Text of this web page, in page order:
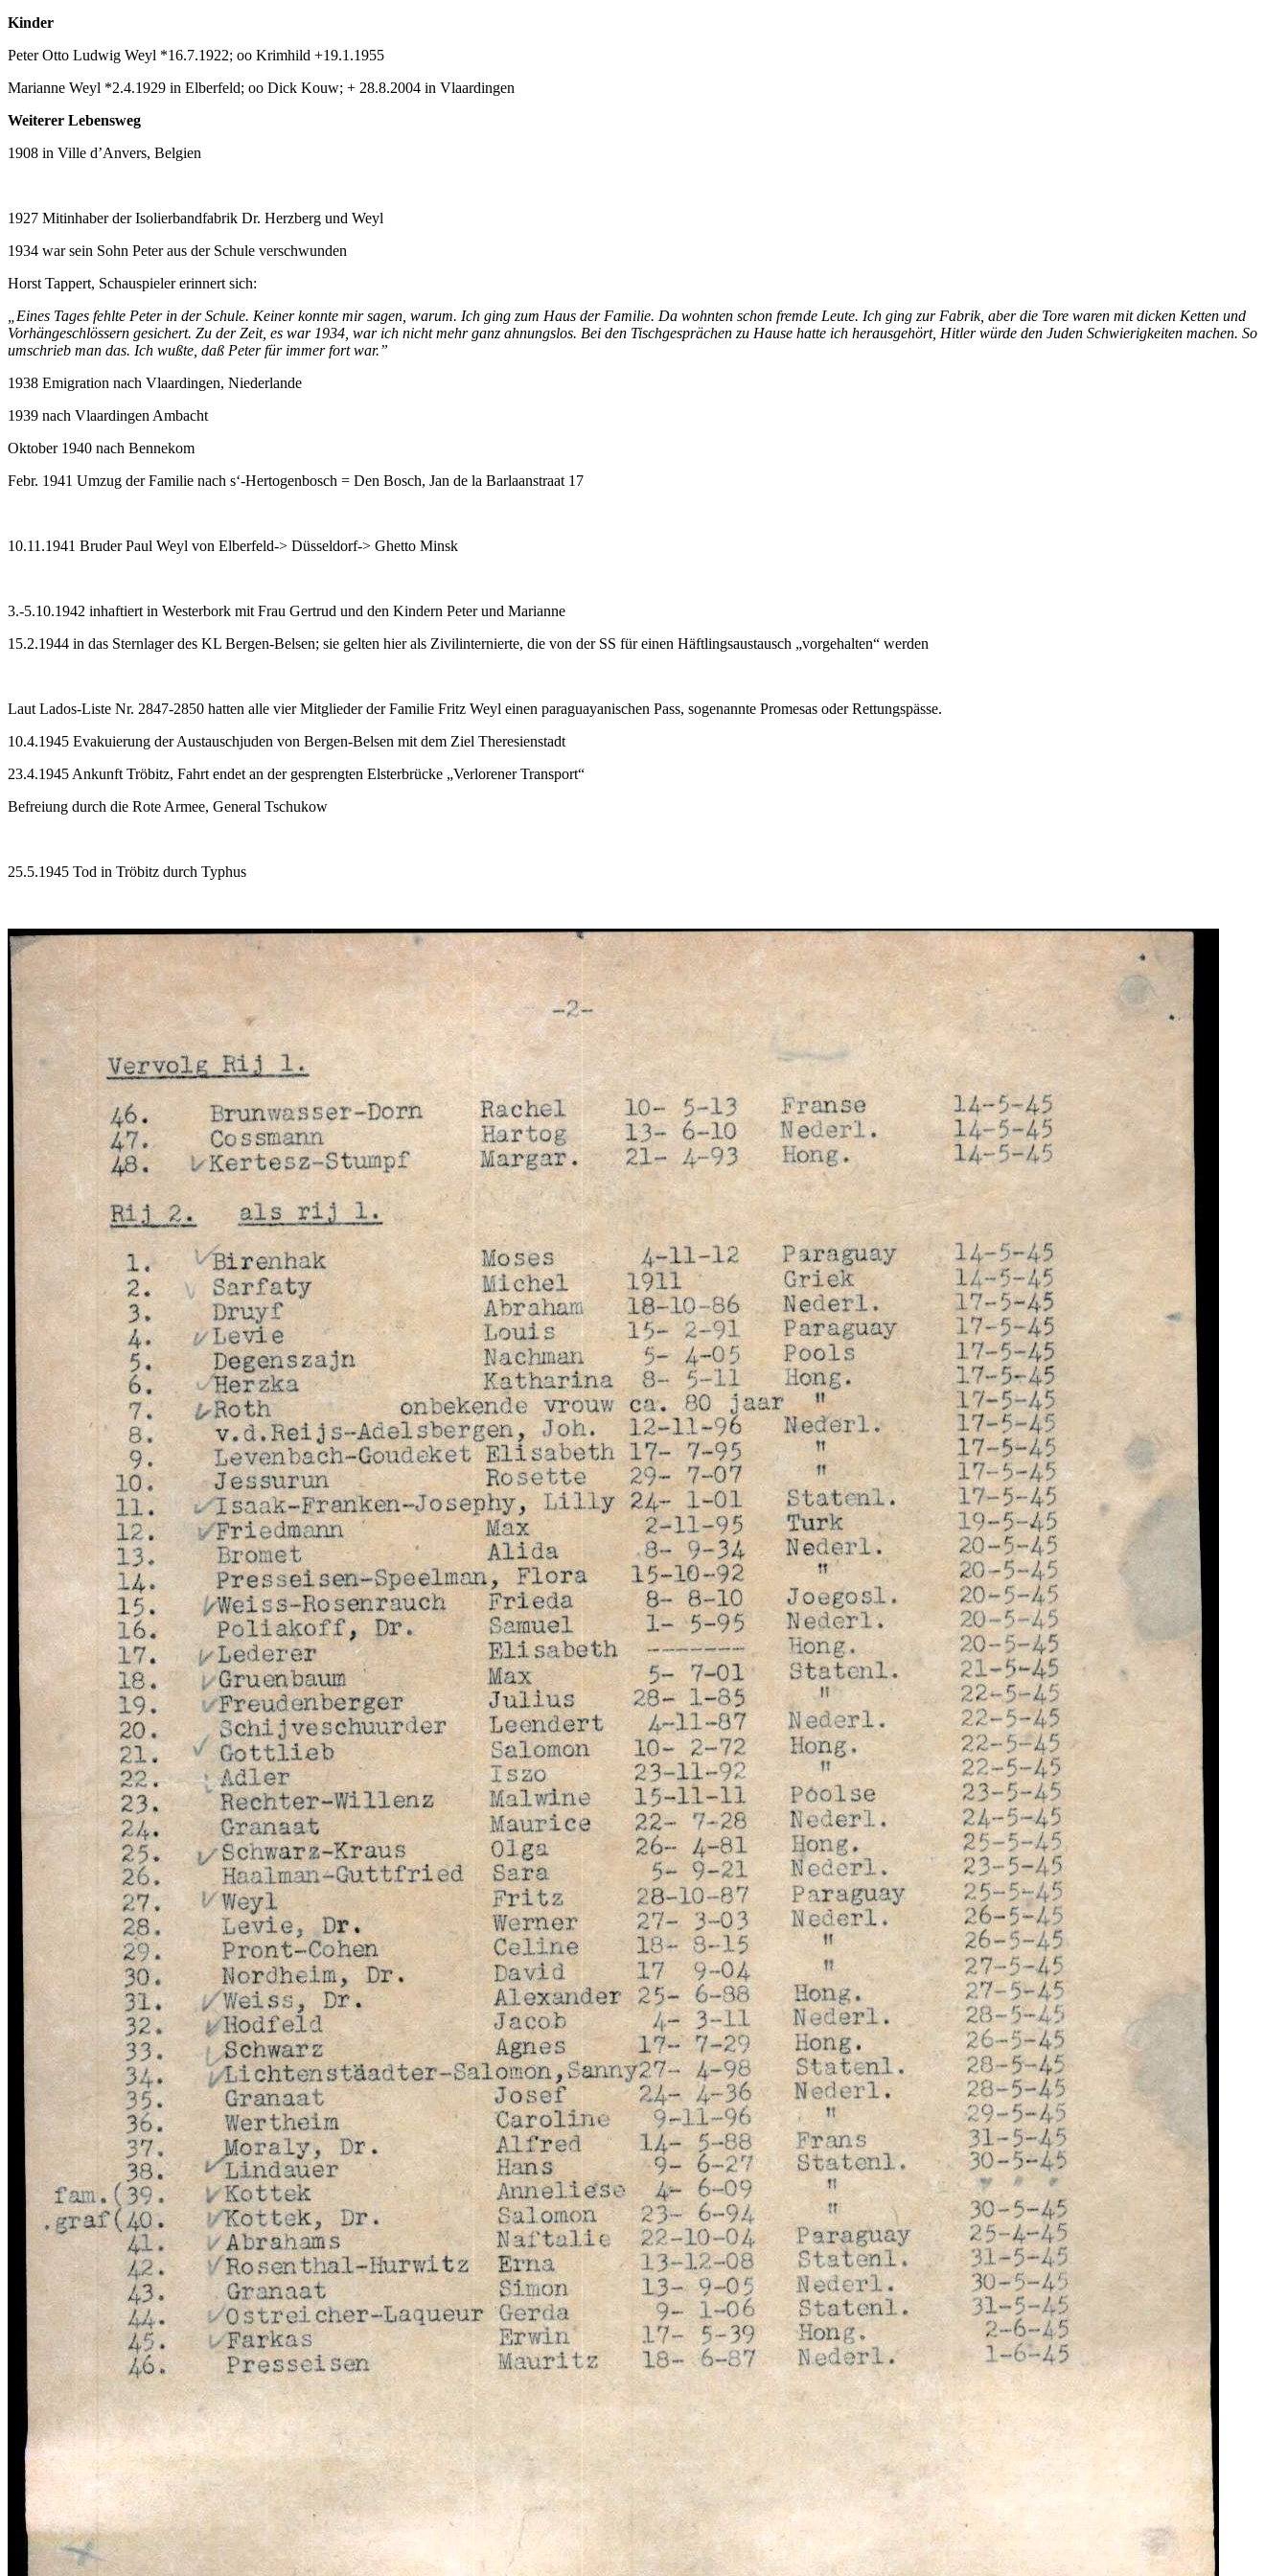
Kinder
Peter Otto Ludwig Weyl *16.7.1922; oo Krimhild +19.1.1955
Marianne Weyl *2.4.1929 in Elberfeld; oo Dick Kouw; + 28.8.2004 in Vlaardingen
Weiterer Lebensweg
1908 in Ville d’Anvers, Belgien
1927 Mitinhaber der Isolierbandfabrik Dr. Herzberg und Weyl
1934 war sein Sohn Peter aus der Schule verschwunden
Horst Tappert, Schauspieler erinnert sich:
„Eines Tages fehlte Peter in der Schule. Keiner konnte mir sagen, warum. Ich ging zum Haus der Familie. Da wohnten schon fremde Leute. Ich ging zur Fabrik, aber die Tore waren mit dicken Ketten und
Vorhängeschlössern gesichert. Zu der Zeit, es war 1934, war ich nicht mehr ganz ahnungslos. Bei den Tischgesprächen zu Hause hatte ich herausgehört, Hitler würde den Juden Schwierigkeiten machen. So
umschrieb man das. Ich wußte, daß Peter für immer fort war.”
1938 Emigration nach Vlaardingen, Niederlande
1939 nach Vlaardingen Ambacht
Oktober 1940 nach Bennekom
Febr. 1941 Umzug der Familie nach s‘-Hertogenbosch = Den Bosch, Jan de la Barlaanstraat 17
10.11.1941 Bruder Paul Weyl von Elberfeld-> Düsseldorf-> Ghetto Minsk
3.-5.10.1942 inhaftiert in Westerbork mit Frau Gertrud und den Kindern Peter und Marianne
15.2.1944 in das Sternlager des KL Bergen-Belsen; sie gelten hier als Zivilinternierte, die von der SS für einen Häftlingsaustausch „vorgehalten“ werden
Laut Lados-Liste Nr. 2847-2850 hatten alle vier Mitglieder der Familie Fritz Weyl einen paraguayanischen Pass, sogenannte Promesas oder Rettungspässe.
10.4.1945 Evakuierung der Austauschjuden von Bergen-Belsen mit dem Ziel Theresienstadt
23.4.1945 Ankunft Tröbitz, Fahrt endet an der gesprengten Elsterbrücke „Verlorener Transport“
Befreiung durch die Rote Armee, General Tschukow
25.5.1945 Tod in Tröbitz durch Typhus